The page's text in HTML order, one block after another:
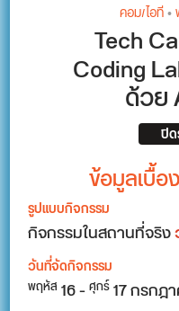
คอม/ไอที•
Tech
Coding
ด้วย
ปิ
ข้อมูลเบื้
รูปแบบกิจกรรม
กิจกรรมในสถานที่จริง
วันที่จัดกิจกรรม
พฤหัส 16-ศุกร์17กรกฎ